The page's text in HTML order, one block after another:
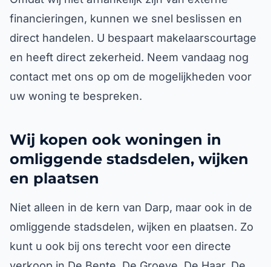
financieringen, kunnen we snel beslissen en
direct handelen. U bespaart makelaarscourtage
en heeft direct zekerheid. Neem vandaag nog
contact met ons op om de mogelijkheden voor
uw woning te bespreken.
Wij kopen ook woningen in
omliggende stadsdelen, wijken
en plaatsen
Niet alleen in de kern van Darp, maar ook in de
omliggende stadsdelen, wijken en plaatsen. Zo
kunt u ook bij ons terecht voor een directe